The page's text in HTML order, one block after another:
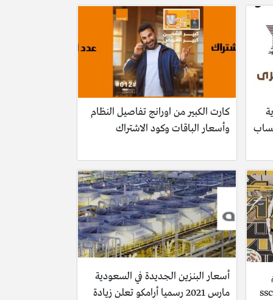
كارت الكبير من اورانج تفاصيل النظام
وأسعار الباقات وكود الاشتراك
أسعار البنزين الجديدة في السعودية
مارس 2021 رسميا أرامكو تعلن زيادة